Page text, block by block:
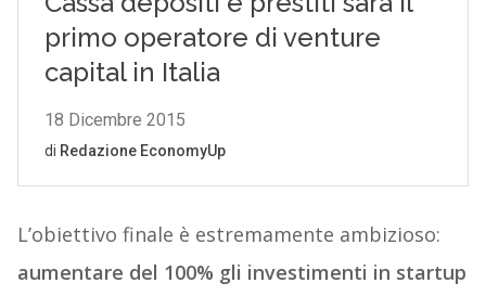
L’obiettivo finale è estremamente ambizioso:
aumentare del 100% gli investimenti in startup